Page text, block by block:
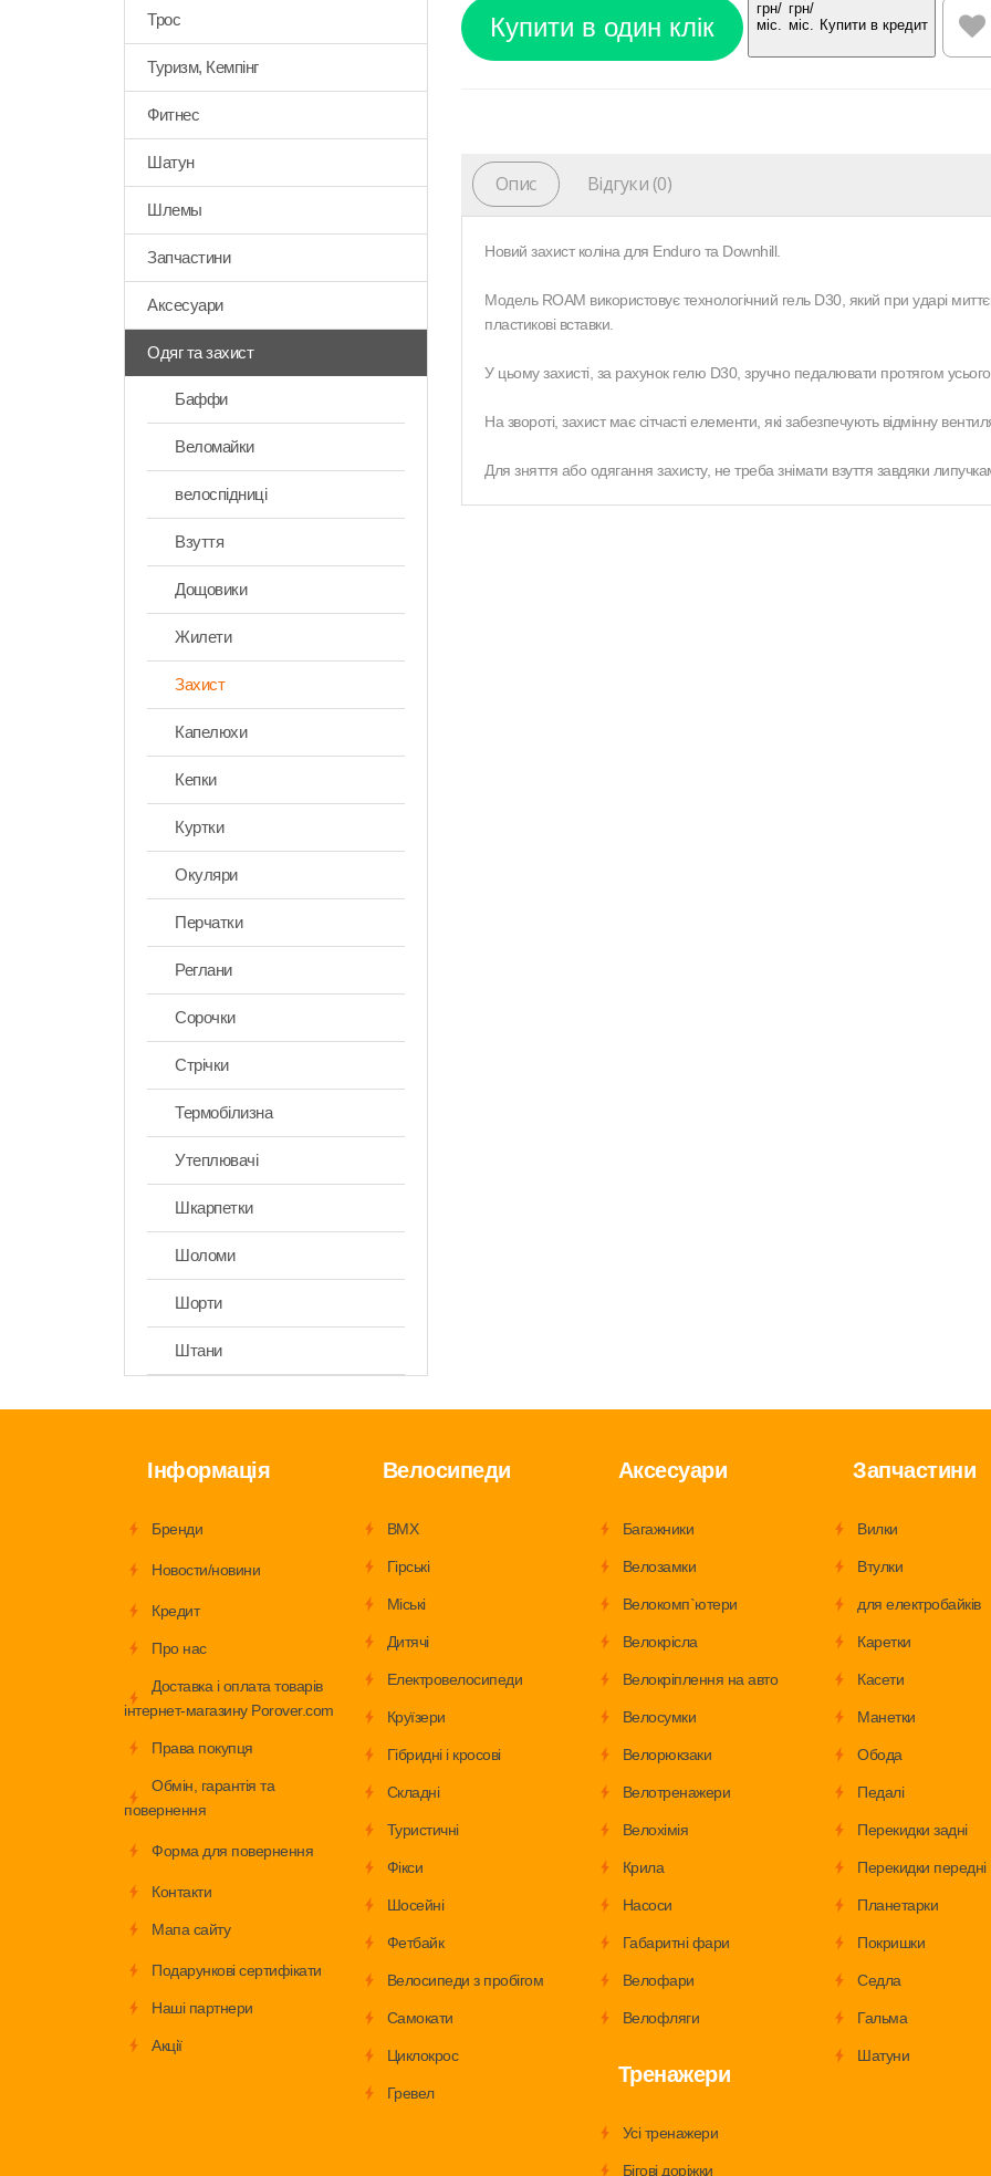
Трос
Туризм, Кемпінг
Фитнес
Шатун
Шлемы
Запчастини
Аксесуари
Одяг та захист
Баффи
Веломайки
велоспідниці
Взуття
Дощовики
Жилети
Захист
Капелюхи
Кепки
Куртки
Окуляри
Перчатки
Реглани
Сорочки
Стрічки
Термобілизна
Утеплювачі
Шкарпетки
Шоломи
Шорти
Штани
Купити в кредит
Опис Відгуки (0)
Новий захист коліна для Enduro та Downhill.
Модель ROAM використовує технологічний гель D30, який при ударі
пластикові вставки.
У цьому захисті, за рахунок гелю D30, зручно педалювати протягом
На звороті, захист має сітчасті елементи, які забезпечують відмінну
Для зняття або одягання захисту, не треба знімати взуття завдяки
Інформація
Бренди
Новости/новини
Кредит
Про нас
Доставка і оплата товарів
інтернет-магазину Porover.com
Права покупця
Обмiн, гарантія та
повернення
Форма для повернення
Контакти
Мапа сайту
Подарункові сертифікати
Наші партнери
Акції
Велосипеди
BMX
Гірські
Міські
Дитячі
Електровелосипеди
Круїзери
Гібридні і кросові
Складні
Туристичні
Фікси
Шосейні
Фетбайк
Велосипеди з пробігом
Самокати
Циклокрос
Гревел
Аксесуари
Багажники
Велозамки
Велокомп`ютери
Велокрісла
Велокріплення на авто
Велосумки
Велорюкзаки
Велотренажери
Велохімія
Крила
Насоси
Габаритні фари
Велофари
Велофляги
Тренажери
Усі тренажери
Бігові доріжки
Запчастини
Вилки
Втулки
для електробайків
Каретки
Касети
Манетки
Обода
Педалі
Перекидки задні
Перекидки передні
Планетарки
Покришки
Седла
Гальма
Шатуни